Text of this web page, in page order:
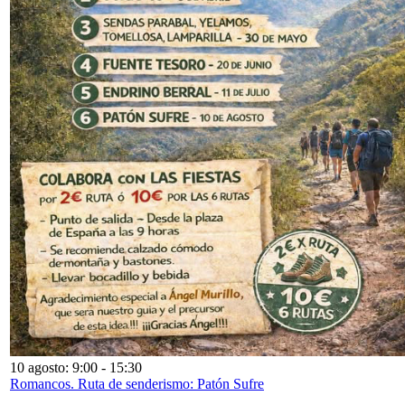
10 agosto: 9:00 - 15:30
Romancos. Ruta de senderismo: Patón Sufre